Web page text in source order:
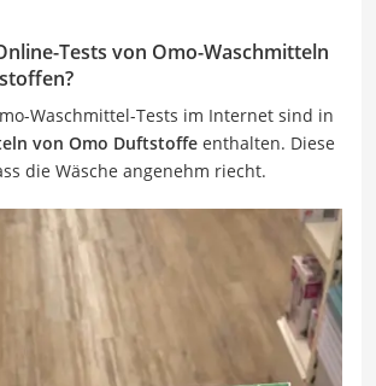
Tests von Omo-Waschmitteln
Waschmittel-Tests im Internet sind in
von Omo Duftstoffe enthalten. Diese
die Wäsche angenehm riecht.